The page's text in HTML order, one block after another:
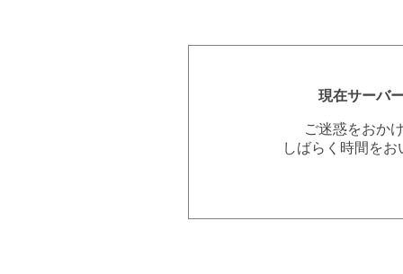
現在サーバ
ご迷惑をおか
しばらく時間を